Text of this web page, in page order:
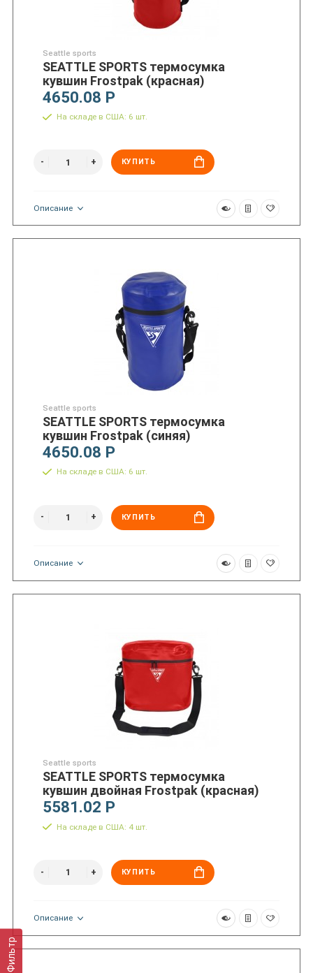
Фильтр
Seattle sports
SEATTLE SPORTS термосумка
кувшин Frostpak (красная)
4650.08 Р
На складе в США: 6 шт.
КУПИТЬ
Описание
Seattle sports
SEATTLE SPORTS термосумка
кувшин Frostpak (синяя)
4650.08 Р
На складе в США: 6 шт.
КУПИТЬ
Описание
Seattle sports
SEATTLE SPORTS термосумка
кувшин двойная Frostpak (красная)
5581.02 Р
На складе в США: 4 шт.
КУПИТЬ
Описание